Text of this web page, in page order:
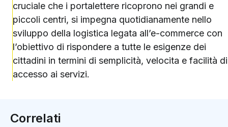
cruciale che i portalettere ricoprono nei grandi e
piccoli centri, si impegna quotidianamente nello
sviluppo della logistica legata all’e-commerce con
l’obiettivo di rispondere a tutte le esigenze dei
cittadini in termini di semplicità, velocita e facilità di
accesso ai servizi.
Correlati